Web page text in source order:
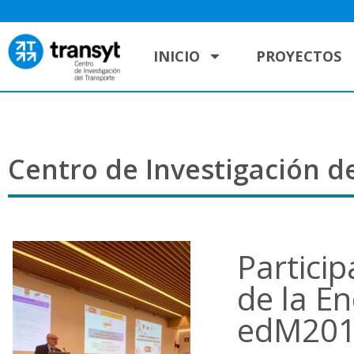
INICIO PROYECTOS
Centro de Investigación
de la